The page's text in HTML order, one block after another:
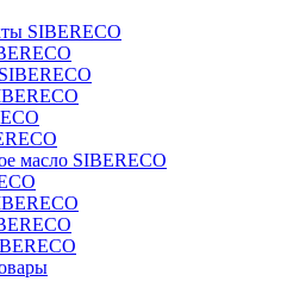
SIBERECO
масло SIBERECO